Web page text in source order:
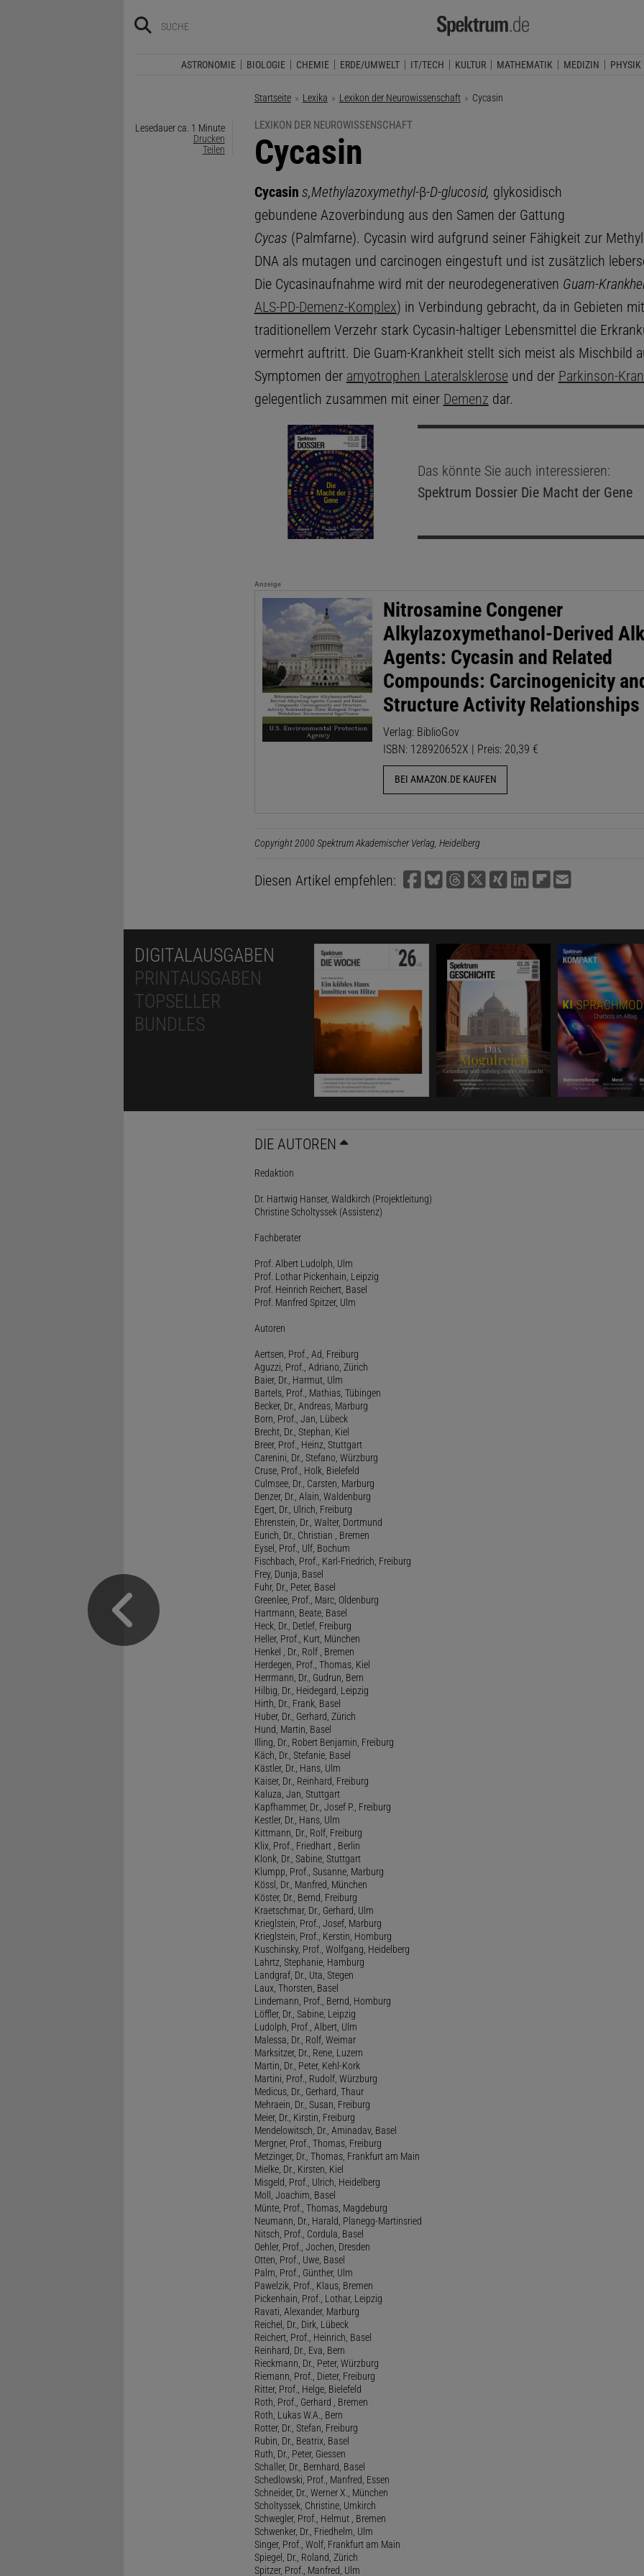
ASTRONOMIE BIOLOGIE CHEMIE ERDE/UMWELT IT/TECH KULTUR MATHEMATIK MEDIZIN PHYSIK
Startseite Lexika Lexikon der Neurowissenschaft Aktuelle Seite:
Cycasin
Lesedauer ca. 1 Minute
Drucken
Teilen
LEXIKON DER NEUROWISSENSCHAFT
:
Cycasin
Cycasin s,Methylazoxymethyl-β-D-glucosid, glykosidisch
gebundene Azoverbindung aus den Samen der Gattung
Cycas (Palmfarne). Cycasin wird aufgrund seiner Fähigkeit zur
DNA als mutagen und carcinogen eingestuft und ist zusätzlich
Die Cycasinaufnahme wird mit der neurodegenerativen Guam-
ALS-PD-Demenz-Komplex) in Verbindung gebracht, da in Gebieten mit
traditionellem Verzehr stark Cycasin-haltiger Lebensmittel die
vermehrt auftritt. Die Guam-Krankheit stellt sich meist als Mischbild
Symptomen der amyotrophen Lateralskleroseund der Parkinson-
gelegentlich zusammen mit einer Demenz dar.
Das könnte Sie auch interessieren:
Spektrum DossierDie Macht der Gene
Anzeige
Nitrosamine Congener
Alkylazoxymethanol-Derived
Agents: Cycasin and Related
Compounds: Carcinogenicity
Structure Activity Relationships
Verlag: BiblioGov
ISBN: 128920652X | Preis: 20,39 €
BEI AMAZON.DE KAUFEN
Copyright 2000 Spektrum Akademischer Verlag, Heidelberg
Diesen Artikel empfehlen:
DIGITALAUSGABEN
PRINTAUSGABEN
TOPSELLER
BUNDLES
DIE AUTOREN
Redaktion
Dr. Hartwig Hanser, Waldkirch (Projektleitung)
Christine Scholtyssek (Assistenz)
Fachberater
Prof. Albert Ludolph, Ulm
Prof. Lothar Pickenhain, Leipzig
Prof. Heinrich Reichert, Basel
Prof. Manfred Spitzer, Ulm
Autoren
Aertsen, Prof., Ad, Freiburg
Aguzzi, Prof., Adriano, Zürich
Baier, Dr., Harmut, Ulm
Bartels, Prof., Mathias, Tübingen
Becker, Dr., Andreas, Marburg
Born, Prof., Jan, Lübeck
Brecht, Dr., Stephan, Kiel
Breer, Prof., Heinz, Stuttgart
Carenini, Dr., Stefano, Würzburg
Cruse, Prof., Holk, Bielefeld
Culmsee, Dr., Carsten, Marburg
Denzer, Dr., Alain, Waldenburg
Egert, Dr., Ulrich, Freiburg
Ehrenstein, Dr., Walter, Dortmund
Eurich, Dr., Christian , Bremen
Eysel, Prof., Ulf, Bochum
Fischbach, Prof., Karl-Friedrich, Freiburg
Frey, Dunja, Basel
Fuhr, Dr., Peter, Basel
Greenlee, Prof., Marc, Oldenburg
Hartmann, Beate, Basel
Heck, Dr., Detlef, Freiburg
Heller, Prof., Kurt, München
Henkel , Dr., Rolf , Bremen
Herdegen, Prof., Thomas, Kiel
Herrmann, Dr., Gudrun, Bern
Hilbig, Dr., Heidegard, Leipzig
Hirth, Dr., Frank, Basel
Huber, Dr., Gerhard, Zürich
Hund, Martin, Basel
Illing, Dr., Robert Benjamin, Freiburg
Käch, Dr., Stefanie, Basel
Kästler, Dr., Hans, Ulm
Kaiser, Dr., Reinhard, Freiburg
Kaluza, Jan, Stuttgart
Kapfhammer, Dr., Josef P., Freiburg
Kestler, Dr., Hans, Ulm
Kittmann, Dr., Rolf, Freiburg
Klix, Prof., Friedhart , Berlin
Klonk, Dr., Sabine, Stuttgart
Klumpp, Prof., Susanne, Marburg
Kössl, Dr., Manfred, München
Köster, Dr., Bernd, Freiburg
Kraetschmar, Dr., Gerhard, Ulm
Krieglstein, Prof., Josef, Marburg
Krieglstein, Prof., Kerstin, Homburg
Kuschinsky, Prof., Wolfgang, Heidelberg
Lahrtz, Stephanie, Hamburg
Landgraf, Dr., Uta, Stegen
Laux, Thorsten, Basel
Lindemann, Prof., Bernd, Homburg
Löffler, Dr., Sabine, Leipzig
Ludolph, Prof., Albert, Ulm
Malessa, Dr., Rolf, Weimar
Marksitzer, Dr., Rene, Luzern
Martin, Dr., Peter, Kehl-Kork
Martini, Prof., Rudolf, Würzburg
Medicus, Dr., Gerhard, Thaur
Mehraein, Dr., Susan, Freiburg
Meier, Dr., Kirstin, Freiburg
Mendelowitsch, Dr., Aminadav, Basel
Mergner, Prof., Thomas, Freiburg
Metzinger, Dr., Thomas, Frankfurt am Main
Mielke, Dr., Kirsten, Kiel
Misgeld, Prof., Ulrich, Heidelberg
Moll, Joachim, Basel
Münte, Prof., Thomas, Magdeburg
Neumann, Dr., Harald, Planegg-Martinsried
Nitsch, Prof., Cordula, Basel
Oehler, Prof., Jochen, Dresden
Otten, Prof., Uwe, Basel
Palm, Prof., Günther, Ulm
Pawelzik, Prof., Klaus, Bremen
Pickenhain, Prof., Lothar, Leipzig
Ravati, Alexander, Marburg
Reichel, Dr., Dirk, Lübeck
Reichert, Prof., Heinrich, Basel
Reinhard, Dr., Eva, Bern
Rieckmann, Dr., Peter, Würzburg
Riemann, Prof., Dieter, Freiburg
Ritter, Prof., Helge, Bielefeld
Roth, Prof., Gerhard , Bremen
Roth, Lukas W.A., Bern
Rotter, Dr., Stefan, Freiburg
Rubin, Dr., Beatrix, Basel
Ruth, Dr., Peter, Giessen
Schaller, Dr., Bernhard, Basel
Schedlowski, Prof., Manfred, Essen
Schneider, Dr., Werner X., München
Scholtyssek, Christine, Umkirch
Schwegler, Prof., Helmut , Bremen
Schwenker, Dr., Friedhelm, Ulm
Singer, Prof., Wolf, Frankfurt am Main
Spiegel, Dr., Roland, Zürich
Spitzer, Prof., Manfred, Ulm